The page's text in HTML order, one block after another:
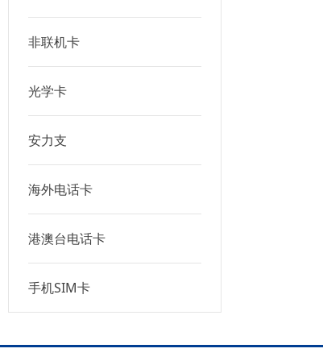
非联机卡
光学卡
安力支
海外电话卡
港澳台电话卡
手机SIM卡